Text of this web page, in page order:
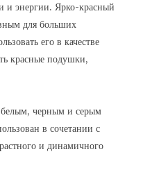
и энергии. Ярко-красный
для больших
его в качестве
красные подушки,
белым, черным и серым
в сочетании с
и динамичного